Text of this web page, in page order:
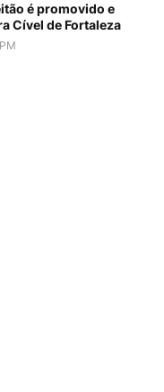
é promovido e
Cível de Fortaleza